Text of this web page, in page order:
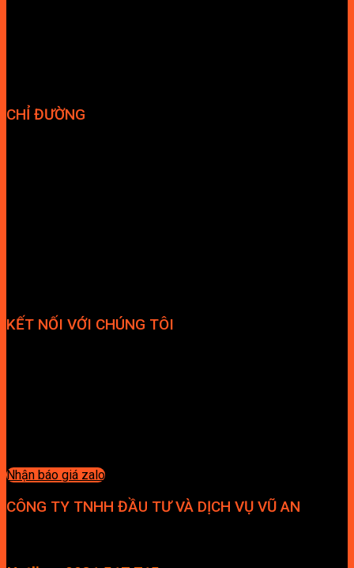
CHỈ ĐƯỜNG
KẾT NỐI VỚI CHÚNG TÔI
Nhận báo giá zalo
CÔNG TY TNHH ĐẦU TƯ VÀ DỊCH VỤ VŨ AN